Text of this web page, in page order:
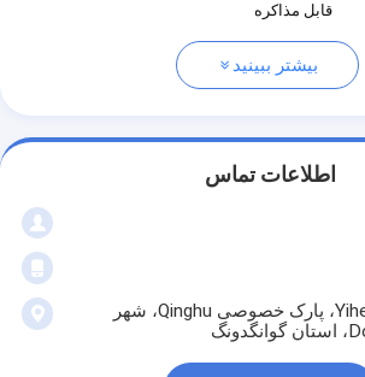
قابل مذاکره
بیشتر ببینید
اطلاعات تماس
شماره 1، خیابان Yiheng، پارک خصوصی Qinghu، شهر